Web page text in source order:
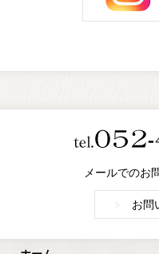
メールでのお
お問